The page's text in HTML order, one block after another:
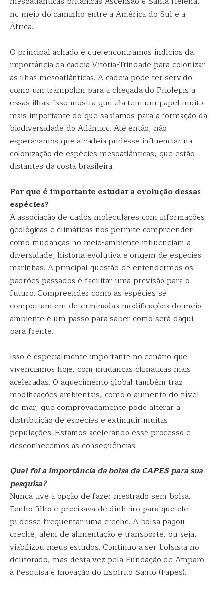
no meio do caminho entre a América do Sul e a
África.
O principal achado é que encontramos indícios da
importância da cadeia Vitória-Trindade para colonizar
as ilhas mesoatlânticas. A cadeia pode ter servido
como um trampolim para a chegada do Priolepis a
essas ilhas. Isso mostra que ela tem um papel muito
mais importante do que sabíamos para a formação da
biodiversidade do Atlântico. Até então, não
esperávamos que a cadeia pudesse influenciar na
colonização de espécies mesoatlânticas, que estão
distantes da costa brasileira.
Por que é importante estudar a evolução dessas
espécies?
A associação de dados moleculares com informações
geológicas e climáticas nos permite compreender
como mudanças no meio-ambiente influenciam a
diversidade, história evolutiva e origem de espécies
marinhas. A principal questão de entendermos os
padrões passados é facilitar uma previsão para o
futuro. Compreender como as espécies se
comportam em determinadas modificações do meio-
ambiente é um passo para saber como será daqui
para frente.
Isso é especialmente importante no cenário que
vivenciamos hoje, com mudanças climáticas mais
aceleradas. O aquecimento global também traz
modificações ambientais, como o aumento do nível
do mar, que comprovadamente pode alterar a
distribuição de espécies e extinguir muitas
populações. Estamos acelerando esse processo e
desconhecemos as consequências.
Qual foi a importância da bolsa da CAPES para sua
pesquisa?
Nunca tive a opção de fazer mestrado sem bolsa.
Tenho filho e precisava de dinheiro para que ele
pudesse frequentar uma creche. A bolsa pagou
creche, além de alimentação e transporte, ou seja,
viabilizou meus estudos. Continuo a ser bolsista no
doutorado, mas desta vez pela Fundação de Amparo
à Pesquisa e Inovação do Espírito Santo (Fapes).